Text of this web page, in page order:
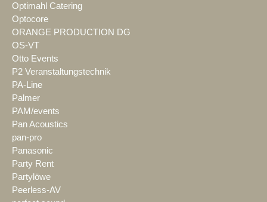
Optimahl Catering
Optocore
ORANGE PRODUCTION DG
OS-VT
Otto Events
P2 Veranstaltungstechnik
PA-Line
Palmer
PAM/events
Pan Acoustics
pan-pro
Panasonic
Party Rent
Partylöwe
Peerless-AV